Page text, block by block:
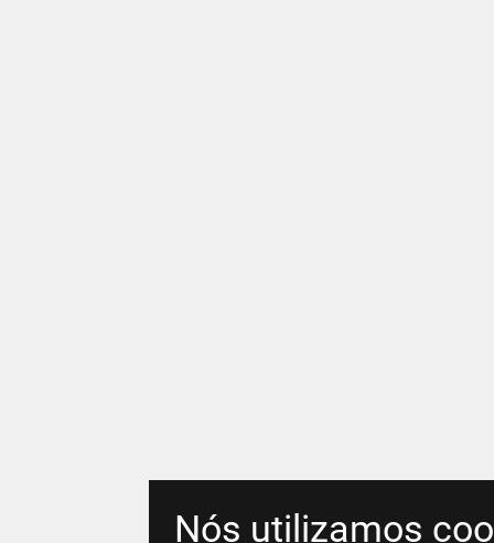
Nós utilizamos